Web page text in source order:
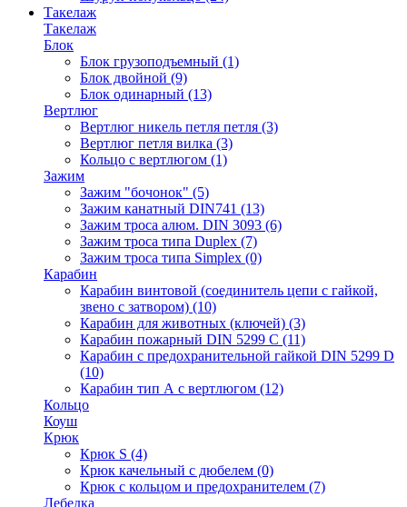
Такелаж
Такелаж
Блок
Блок грузоподъемный (1)
Блок двойной (9)
Блок одинарный (13)
Вертлюг
Вертлюг никель петля петля (3)
Вертлюг петля вилка (3)
Кольцо с вертлюгом (1)
Зажим
Зажим "бочонок" (5)
Зажим канатный DIN741 (13)
Зажим троса алюм. DIN 3093 (6)
Зажим троса типа Duplex (7)
Зажим троса типа Simplex (0)
Карабин
Карабин винтовой (соединитель цепи с гайкой,
звено с затвором) (10)
Карабин для животных (ключей) (3)
Карабин пожарный DIN 5299 C (11)
Карабин с предохранительной гайкой DIN 5299 D
(10)
Карабин тип А с вертлюгом (12)
Кольцо
Коуш
Крюк
Крюк S (4)
Крюк качельный с дюбелем (0)
Крюк с кольцом и предохранителем (7)
Лебедка